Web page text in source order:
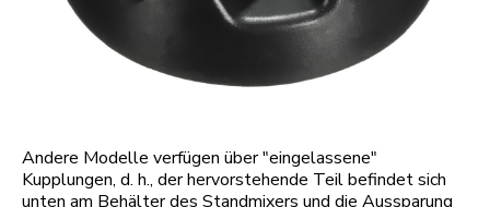
Andere Modelle verfügen über "eingelassene"
Kupplungen, d. h., der hervorstehende Teil befindet sich
unten am Behälter des Standmixers und die Aussparung